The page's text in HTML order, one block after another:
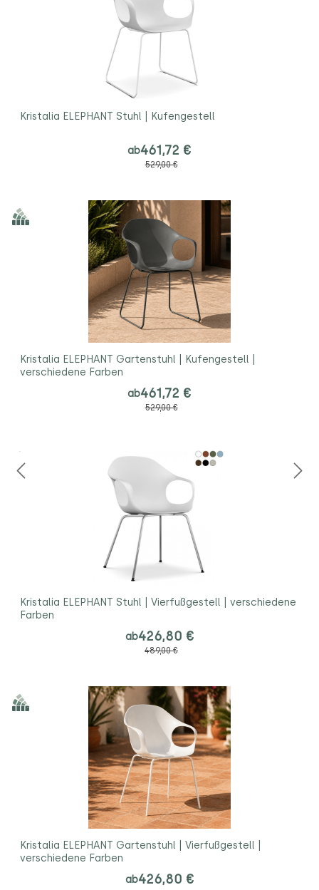
Kristalia ELEPHANT Stuhl | Kufengestell
ab461,72 €
529,00 €
Kristalia ELEPHANT Gartenstuhl | Kufengestell |
verschiedene Farben
ab461,72 €
529,00 €
Kristalia ELEPHANT Stuhl | Vierfußgestell | verschiedene
Farben
ab426,80 €
489,00 €
Kristalia ELEPHANT Gartenstuhl | Vierfußgestell |
verschiedene Farben
ab426,80 €